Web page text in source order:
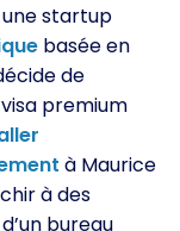
startup
basée en
de
premium
à Maurice
à des
bureau